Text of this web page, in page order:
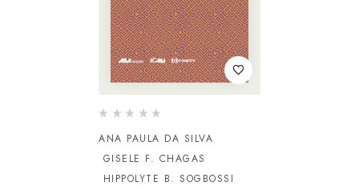
ANA PAULA DA SILVA
GISELE F. CHAGAS
HIPPOLYTE B. SOGBOSSI